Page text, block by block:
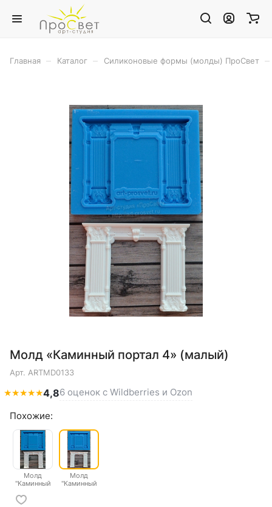
Главная Каталог Силиконовые формы (молды) ПроСвет
Молд «Каминный портал 4» (малый)
Арт. ARTMD0133
★★★★★4,86 оценок с Wildberries и Ozon
Похожие:
Молд
"Каминный
большой
Молд
"Каминный